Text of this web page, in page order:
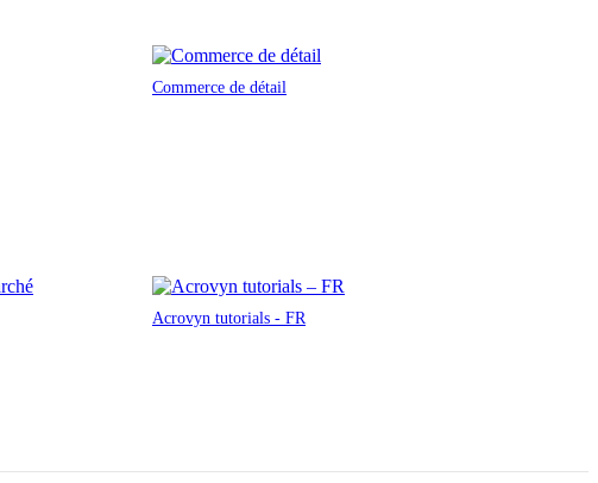
Commerce de détail
Acrovyn tutorials - FR